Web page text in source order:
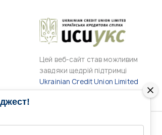
Цей веб-сайт став можливим
завдяки щедрій підтримці
Ukrainian Credit Union Limited